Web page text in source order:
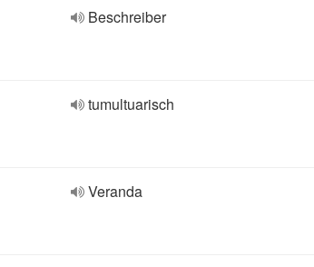
Beschreiber
tumultuarisch
Veranda